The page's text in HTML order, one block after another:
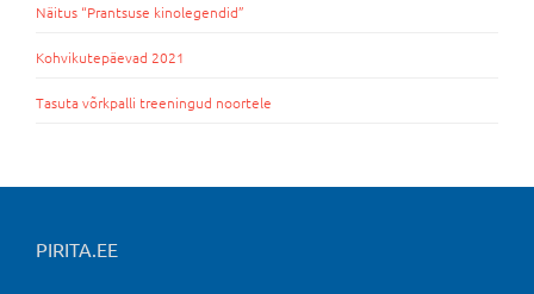
Näitus “Prantsuse kinolegendid”
Kohvikutepäevad 2021
Tasuta võrkpalli treeningud noortele
PIRITA.EE